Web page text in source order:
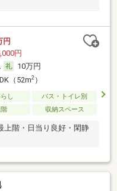
円
円
10万円
（52m2）
し
バス・トイレ別
収納スペース
上階・日当り良好・閑静